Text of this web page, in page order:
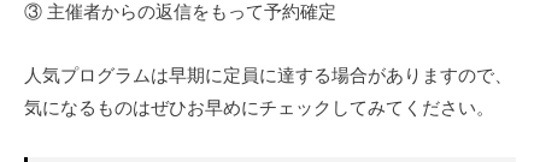
③ 主催者からの返信をもって予約確定
人気プログラムは早期に定員に達する場合がありますので、
気になるものはぜひお早めにチェックしてみてください。